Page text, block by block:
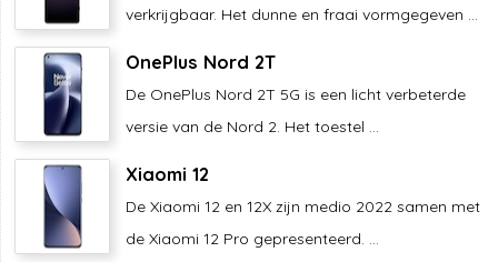
verkrijgbaar. Het dunne en fraai vormgegeven ...
OnePlus Nord 2T
De OnePlus Nord 2T 5G is een licht verbeterde
versie van de Nord 2. Het toestel ...
Xiaomi 12
De Xiaomi 12 en 12X zijn medio 2022 samen met
de Xiaomi 12 Pro gepresenteerd. ...